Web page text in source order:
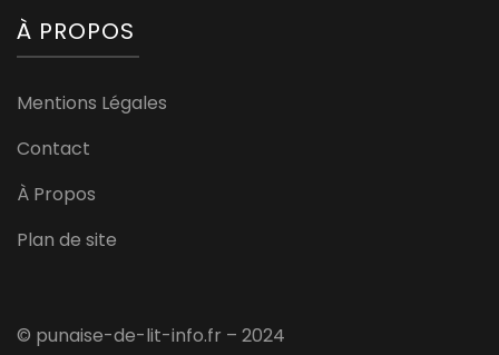
À PROPOS
Mentions Légales
Contact
À Propos
Plan de site
© punaise-de-lit-info.fr – 2024